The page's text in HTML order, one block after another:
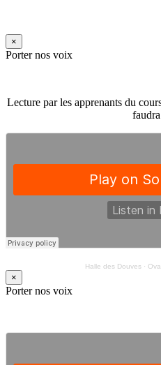
×
Porter nos voix
Lecture par les apprenants du
Halle des Douves·
×
Porter nos voix